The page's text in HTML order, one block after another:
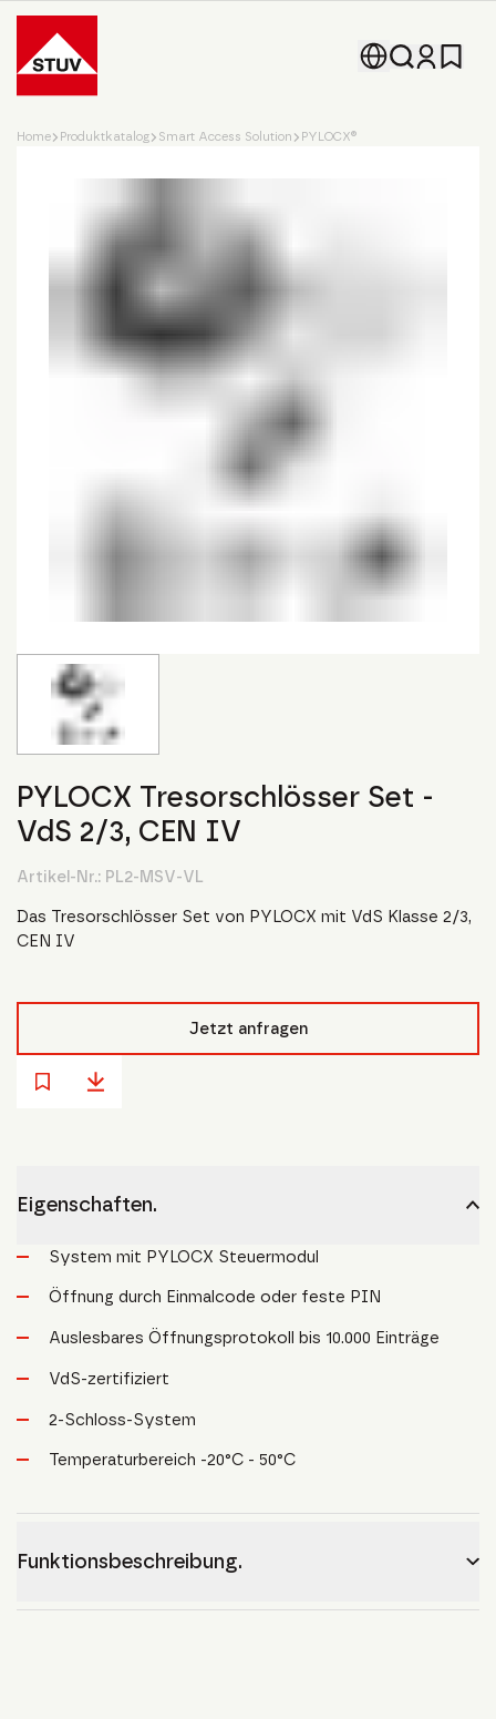
Go To the Homepage
Home Produktkatalog Smart Access Solution PYLOCX®
PYLOCX Tresorschlösser Set -
VdS 2/3, CEN IV
Artikel-Nr.: PL2-MSV-VL
Das Tresorschlösser Set von PYLOCX mit VdS Klasse 2/3,
CEN IV
Jetzt anfragen
Eigenschaften.
System mit PYLOCX Steuermodul
Öffnung durch Einmalcode oder feste PIN
Auslesbares Öffnungsprotokoll bis 10.000 Einträge
VdS-zertifiziert
2-Schloss-System
Temperaturbereich -20°C - 50°C
Funktionsbeschreibung.